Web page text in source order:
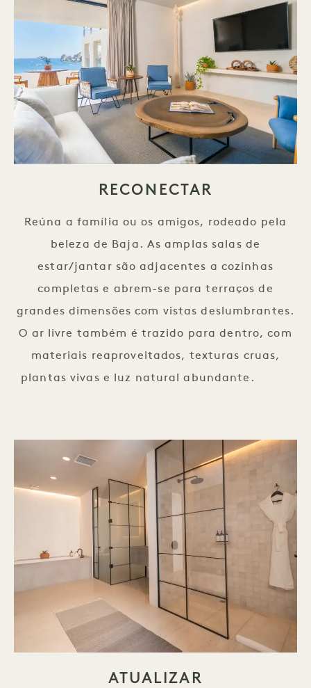
RECONECTAR
Reúna a família ou os amigos, rodeado pela
beleza de Baja. As amplas salas de
estar/jantar são adjacentes a cozinhas
completas e abrem-se para terraços de
grandes dimensões com vistas deslumbrantes.
O ar livre também é trazido para dentro, com
materiais reaproveitados, texturas cruas,
plantas vivas e luz natural abundante.
ATUALIZAR